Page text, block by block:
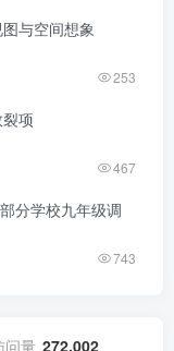
与空间想象
253
项
467
分学校九年级调
743
问量 272,002